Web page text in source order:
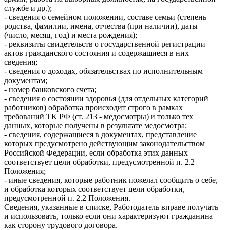
службе и др.);
- сведения о семейном положении, составе семьи (степень
родства, фамилии, имена, отчества (при наличии), даты
(число, месяц, год) и места рождения);
- реквизиты свидетельств о государственной регистрации
актов гражданского состояния и содержащиеся в них
сведения;
- сведения о доходах, обязательствах по исполнительным
документам;
- номер банковского счета;
- сведения о состоянии здоровья (для отдельных категорий
работников) обработка происходит строго в рамках
требований ТК РФ (ст. 213 - медосмотры) и только тех
данных, которые получены в результате медосмотра;
- сведения, содержащиеся в документах, представление
которых предусмотрено действующим законодательством
Российской Федерации, если обработка этих данных
соответствует цели обработки, предусмотренной п. 2.2
Положения;
- иные сведения, которые работник пожелал сообщить о себе,
и обработка которых соответствует цели обработки,
предусмотренной п. 2.2 Положения.
Сведения, указанные в списке, Работодатель вправе получать
и использовать, только если они характеризуют гражданина
как сторону трудового договора.